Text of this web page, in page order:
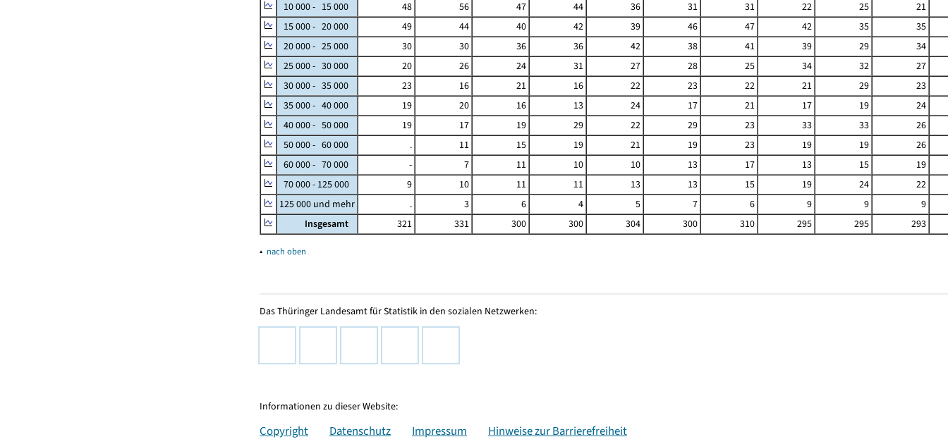
10 000 - 15 000
48 56 47 44 36 31 31 22 25
21
15 000 - 20 000
49 44 40 42 39 46 47 42 35
35
20 000 - 25 000
30 30 36 36 42 38 41 39 29
34
25 000 - 30 000
20 26 24 31 27 28 25 34 32
27
30 000 - 35 000
23 16 21 16 22 23 22 21 29
23
35 000 - 40 000
19 20 16 13 24 17 21 17 19
24
40 000 - 50 000
19 17 19 29 22 29 23 33 33
26
50 000 - 60 000
. 11 15 19 21 19 23 19 19
26
60 000 - 70 000
- 7 11 10 10 13 17 13 15
19
70 000 - 125 000
9 10 11 11 13 13 15 19 24
22
125 000 und mehr
. 3 6 4 5 7 6 9 9
9
Insgesamt
321 331 300 300 304 300 310 295 295 293
▴ nach oben
Das Thüringer Landesamt für Statistik in den sozialen Netzwerken:
Informationen zu dieser Website:
Copyright Datenschutz Impressum Hinweise zur Barrierefreiheit